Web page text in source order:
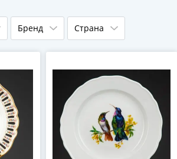
Бренд Страна